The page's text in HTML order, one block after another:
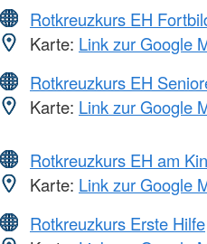
Rotkreuzkurs EH
Karte: Link zur Google
Rotkreuzkurs EH
Karte: Link zur Google
Rotkreuzkurs EH am
Karte: Link zur Google
Rotkreuzkurs Erste Hilfe